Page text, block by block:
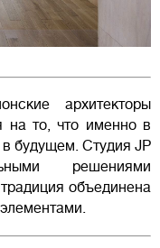
архитекторы
на то, что именно в
будущем. Студия JP
решениями
объединена